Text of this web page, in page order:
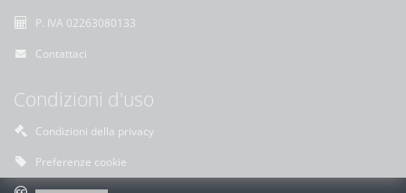
P. IVA 02263080133
Contattaci
Condizioni d'uso
Condizioni della privacy
Preferenze cookie